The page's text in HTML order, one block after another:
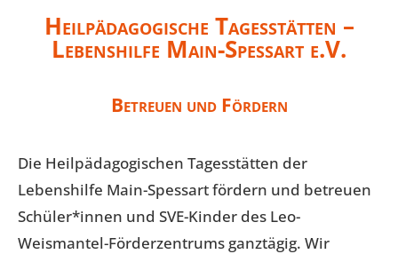
Heilpädagogische Tagesstätten –
Lebenshilfe Main-Spessart e.V.
Betreuen und Fördern
Die Heilpädagogischen Tagesstätten der
Lebenshilfe Main-Spessart fördern und betreuen
Schüler*innen und SVE-Kinder des Leo-
Weismantel-Förderzentrums ganztägig. Wir